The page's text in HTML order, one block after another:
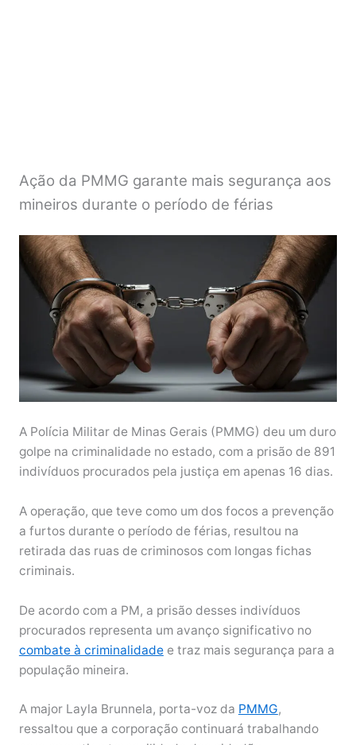
Ação da PMMG garante mais segurança aos
mineiros durante o período de férias
A Polícia Militar de Minas Gerais (PMMG) deu um duro
golpe na criminalidade no estado, com a prisão de 891
indivíduos procurados pela justiça em apenas 16 dias.
A operação, que teve como um dos focos a prevenção
a furtos durante o período de férias, resultou na
retirada das ruas de criminosos com longas fichas
criminais.
De acordo com a PM, a prisão desses indivíduos
procurados representa um avanço significativo no
combate à criminalidadee traz mais segurança para a
população mineira.
A major Layla Brunnela, porta-voz da PMMG,
ressaltou que a corporação continuará trabalhando